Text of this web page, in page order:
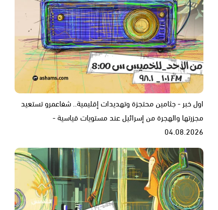
اول خبر - جثامين محتجزة وتهديدات إقليمية.. شفاعمرو تستعيد
مجزرتها والهجرة من إسرائيل عند مستويات قياسية -
04.08.2026